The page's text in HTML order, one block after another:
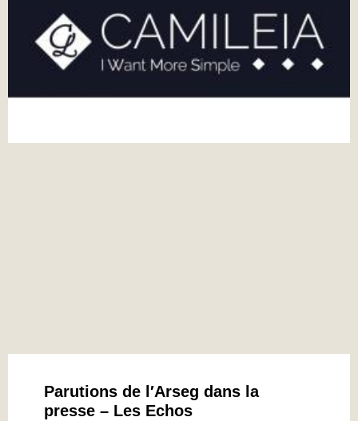
Parutions de l′Arseg dans la
presse – Les Echos